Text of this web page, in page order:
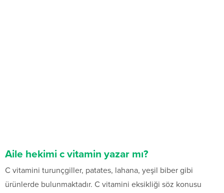
Aile hekimi c vitamin yazar mı?
C vitamini turunçgiller, patates, lahana, yeşil biber gibi
ürünlerde bulunmaktadır. C vitamini eksikliği söz konusu